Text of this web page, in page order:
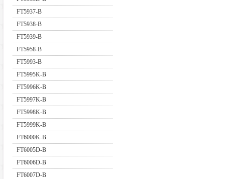
FT5937-B
FT5938-B
FT5939-B
FT5958-B
FT5993-B
FT5995K-B
FT5996K-B
FT5997K-B
FT5998K-B
FT5999K-B
FT6000K-B
FT6005D-B
FT6006D-B
FT6007D-B